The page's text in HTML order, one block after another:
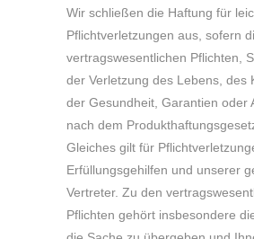
Wir schließen die Haftung für
Pflichtverletzungen aus, sofern
vertragswesentlichen Pflichten,
der Verletzung des Lebens, des
der Gesundheit, Garantien oder
nach dem
Gleiches gilt für
Erfüllungsgehilfen und unserer
Vertreter. Zu den
Pflichten gehört insbesondere